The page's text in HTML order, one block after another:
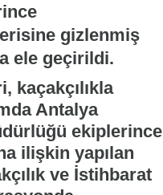
gizlenmiş
ele geçirildi.
kaçakçılıkla
Antalya
ekiplerince
ilişkin yapılan
ve İstihbarat